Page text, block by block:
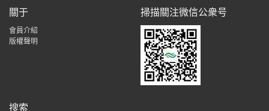
關于
會員介紹
版權聲明
掃描關注微信公衆号
搜索